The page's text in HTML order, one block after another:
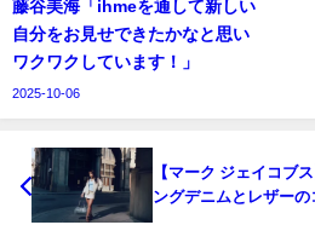
藤谷美海「ihmeを通して新しい
自分をお見せできたかなと思い
ワクワクしています！」
2025-10-06
【マーク ジェイコブ
ングデニムとレザー